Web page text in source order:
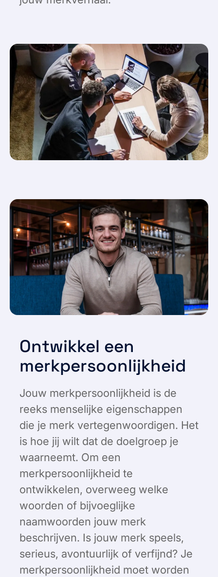
Ontwikkel een
merkpersoonlijkheid
Jouw merkpersoonlijkheid is de
reeks menselijke eigenschappen
die je merk vertegenwoordigen. Het
is hoe jij wilt dat de doelgroep je
waarneemt. Om een
merkpersoonlijkheid te
ontwikkelen, overweeg welke
woorden of bijvoeglijke
naamwoorden jouw merk
beschrijven. Is jouw merk speels,
serieus, avontuurlijk of verfijnd? Je
merkpersoonlijkheid moet worden